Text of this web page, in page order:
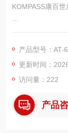
KOMPASS康百世
一、品牌概况
件及液压系统研
场，在上海设立
产品型号：AT-
更新时间：
访问量：222
产品